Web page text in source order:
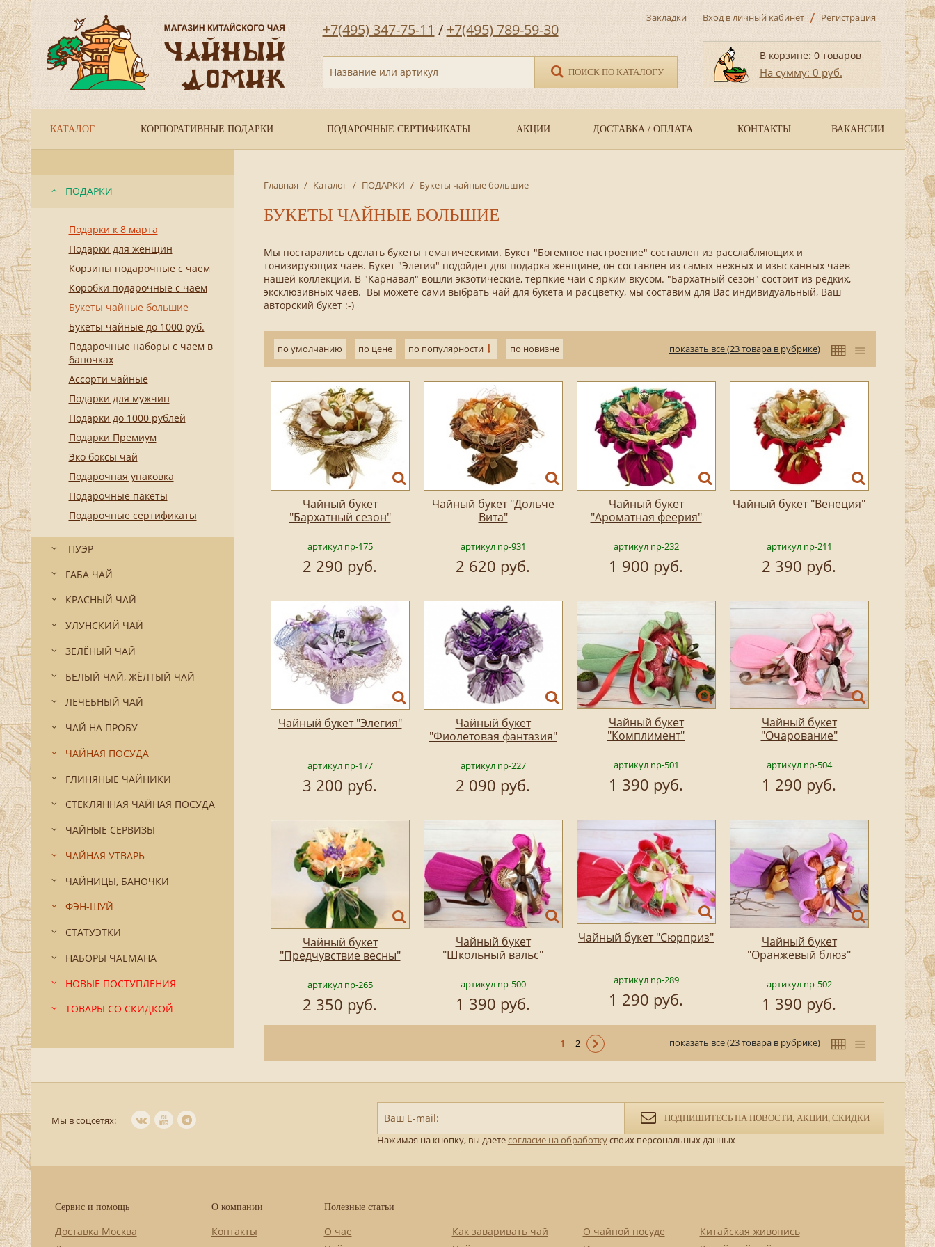
+7(495) 347-75-11 / +7(495) 789-59-30
Название или артикул ПОИСК ПО КАТАЛОГУ
Закладки Вход в личный кабинет / Регистрация
В корзине: 0 товаров
На сумму: 0 руб.
КАТАЛОГ КОРПОРАТИВНЫЕ ПОДАРКИ ПОДАРОЧНЫЕ СЕРТИФИКАТЫ АКЦИИ ДОСТАВКА / ОПЛАТА КОНТАКТЫ ВАКАНСИИ
ПОДАРКИ
Подарки к 8 марта
Подарки для женщин
Корзины подарочные с чаем
Коробки подарочные с чаем
Букеты чайные большие
Букеты чайные до 1000 руб.
Подарочные наборы с чаем в
баночках
Ассорти чайные
Подарки для мужчин
Подарки до 1000 рублей
Подарки Премиум
Эко боксы чай
Подарочная упаковка
Подарочные пакеты
Подарочные сертификаты
ПУЭР
ГАБА ЧАЙ
КРАСНЫЙ ЧАЙ
УЛУНСКИЙ ЧАЙ
ЗЕЛЁНЫЙ ЧАЙ
БЕЛЫЙ ЧАЙ, ЖЁЛТЫЙ ЧАЙ
ЛЕЧЕБНЫЙ ЧАЙ
ЧАЙ НА ПРОБУ
ЧАЙНАЯ ПОСУДА
ГЛИНЯНЫЕ ЧАЙНИКИ
СТЕКЛЯННАЯ ЧАЙНАЯ ПОСУДА
ЧАЙНЫЕ СЕРВИЗЫ
ЧАЙНАЯ УТВАРЬ
ЧАЙНИЦЫ, БАНОЧКИ
ФЭН-ШУЙ
СТАТУЭТКИ
НАБОРЫ ЧАЕМАНА
НОВЫЕ ПОСТУПЛЕНИЯ
ТОВАРЫ СО СКИДКОЙ
Главная / Каталог / ПОДАРКИ / Букеты чайные большие
БУКЕТЫ ЧАЙНЫЕ БОЛЬШИЕ
Мы постарались сделать букеты тематическими. Букет "Богемное настроение" составлен из расслабляющих и
тонизирующих чаев. Букет "Элегия" подойдет для подарка женщине, он составлен из самых нежных и изысканных чаев
нашей коллекции. В "Карнавал" вошли экзотические, терпкие чаи с ярким вкусом. "Бархатный сезон" состоит из редких,
эксклюзивных чаев. Вы можете сами выбрать чай для букета и расцветку, мы составим для Вас индивидуальный, Ваш
авторский букет :-)
по умолчанию по цене по популярности по новизне показать все (23 товара в рубрике)
Чайный букет
"Бархатный сезон"
артикул np-175
2 290 руб.
Чайный букет "Дольче
Вита"
артикул np-931
2 620 руб.
Чайный букет
"Ароматная феерия"
артикул np-232
1 900 руб.
Чайный букет "Венеция"
артикул np-211
2 390 руб.
Чайный букет "Элегия"
артикул np-177
3 200 руб.
Чайный букет
"Фиолетовая фантазия"
артикул np-227
2 090 руб.
Чайный букет
"Комплимент"
артикул np-501
1 390 руб.
Чайный букет
"Очарование"
артикул np-504
1 290 руб.
Чайный букет
"Предчувствие весны"
артикул np-265
2 350 руб.
Чайный букет
"Школьный вальс"
артикул np-500
1 390 руб.
Чайный букет "Сюрприз"
артикул np-289
1 290 руб.
Чайный букет
"Оранжевый блюз"
артикул np-502
1 390 руб.
1 2 показать все (23 товара в рубрике)
Ваш E-mail: ПОДПИШИТЕСЬ НА НОВОСТИ, АКЦИИ, СКИДКИ
Нажимая на кнопку, вы даетесогласие на обработкусвоих персональных данных
Мы в соцсетях:
Сервис и помощь
Доставка Москва
О компании
Контакты
Полезные статьи
О чае
Как заваривать чай
О чайной посуде
Китайская живопись